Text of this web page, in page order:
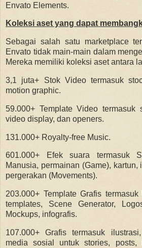
Envato Elements.
Koleksi aset yang dapat
Sebagai salah satu marketplace
Envato tidak main-main dalam
Mereka memiliki koleksi aset antara
3,1 juta+ Stok Video termasuk
motion graphic.
59.000+ Template Video termasuk
video display, dan openers.
131.000+ Royalty-free Music.
601.000+ Efek suara termasuk
Manusia, permainan (Game), kartun,
pergerakan (Movements).
203.000+ Template Grafis
templates, Scene Generator,
Mockups, infografis.
107.000+ Grafis termasuk
media sosial untuk stories, posts,